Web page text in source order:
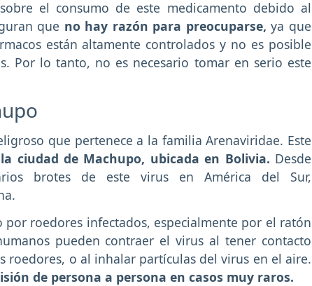
el consumo de este medicamento debido al
que no hay razón para preocuparse, ya que
están altamente controlados y no es posible
Por lo tanto, no es necesario tomar en serio este
que pertenece a la familia Arenaviridae. Este
ciudad de Machupo, ubicada en Bolivia. Desde
brotes de este virus en América del Sur,
roedores infectados, especialmente por el ratón
pueden contraer el virus al tener contacto
roedores, o al inhalar partículas del virus en el aire.
de persona a persona en casos muy raros.